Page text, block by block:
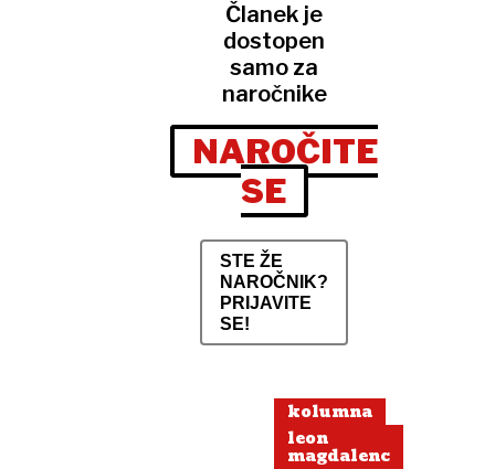
Članek je
dostopen
samo za
naročnike
NAROČITE
SE
STE ŽE
NAROČNIK?
PRIJAVITE
SE!
kolumna
leon
magdalenc